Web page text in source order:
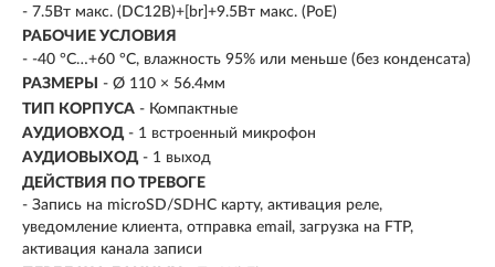
- 7.5Вт макс. (DC12В)+[br]+9.5Вт макс. (PoE)
РАБОЧИЕ УСЛОВИЯ
- -40 °C…+60 °C, влажность 95% или меньше (без конденсата)
РАЗМЕРЫ
- Ø 110 × 56.4мм
ТИП КОРПУСА - Компактные
АУДИОВХОД - 1 встроенный микрофон
АУДИОВЫХОД - 1 выход
ДЕЙСТВИЯ ПО ТРЕВОГЕ
- Запись на microSD/SDHC карту, активация реле,
уведомление клиента, отправка email, загрузка на FTP,
активация канала записи